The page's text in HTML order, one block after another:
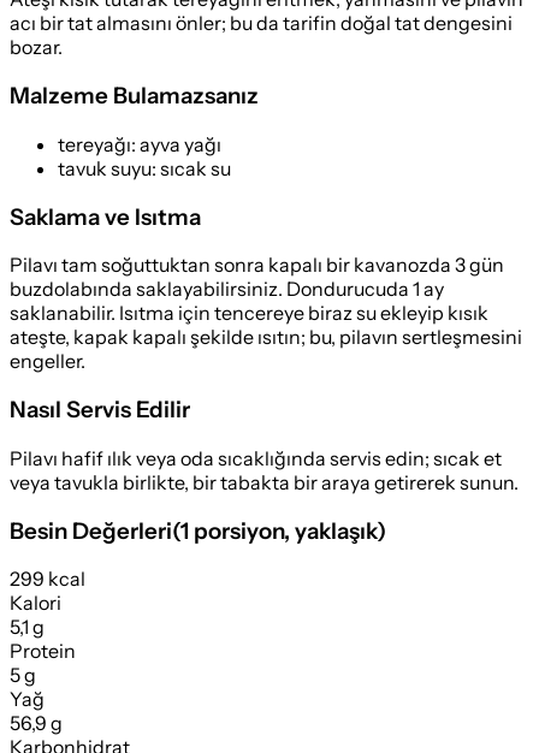
acı bir tat almasını önler; bu da tarifin doğal tat dengesini
bozar.
Malzeme Bulamazsanız
tereyağı: ayva yağı
tavuk suyu: sıcak su
Saklama ve Isıtma
Pilavı tam soğuttuktan sonra kapalı bir kavanozda 3 gün
buzdolabında saklayabilirsiniz. Dondurucuda 1 ay
saklanabilir. Isıtma için tencereye biraz su ekleyip kısık
ateşte, kapak kapalı şekilde ısıtın; bu, pilavın sertleşmesini
engeller.
Nasıl Servis Edilir
Pilavı hafif ılık veya oda sıcaklığında servis edin; sıcak et
veya tavukla birlikte, bir tabakta bir araya getirerek sunun.
Besin Değerleri(1 porsiyon, yaklaşık)
299 kcal
Kalori
5,1 g
Protein
5 g
Yağ
56,9 g
Karbonhidrat